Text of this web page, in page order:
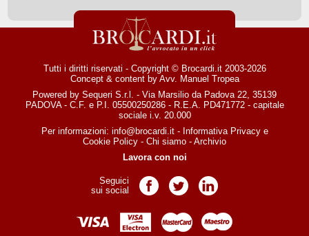
Tutti i diritti riservati - Copyright © Brocardi.it 2003-2026
Concept & content by Avv. Manuel Tropea
Powered by Sequeri S.r.l. - Via Marsilio da Padova 22, 35139
PADOVA - C.F. e P.I. 05500250286 - R.E.A. PD471772 - capitale
sociale i.v. 20.000
Per informazioni: info@brocardi.it- Informativa Privacye
Cookie Policy - Chi siamo - Archivio
Lavora con noi
Seguici
sui social
Pagina Facebook
Pagina TwitterPagina LinkedIn